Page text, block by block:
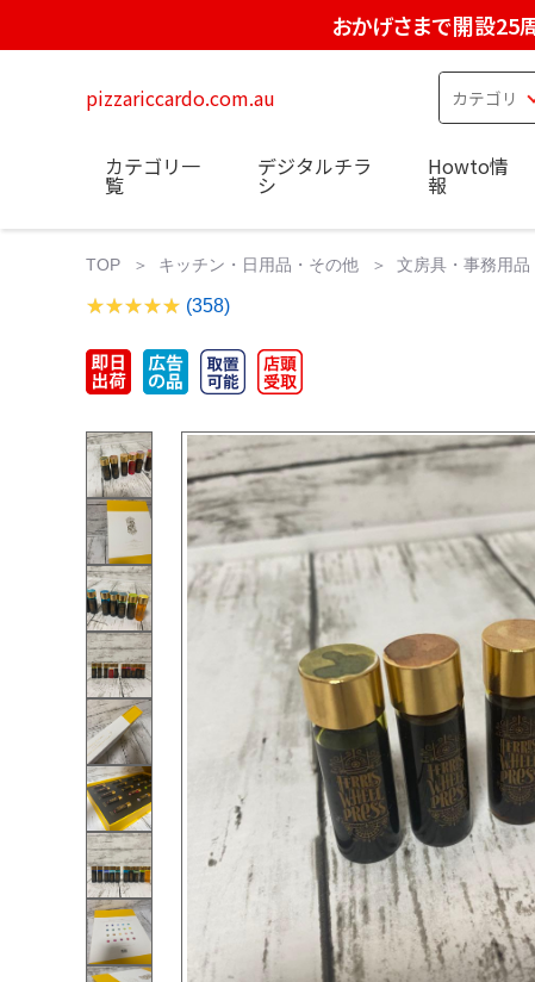
おかげさまで開設25
pizzariccardo.com.au
カテゴリ一
覧
デジタルチラ
シ
Howto情
報
TOP キッチン・日用品・その他 文房具・事務用品
(358)